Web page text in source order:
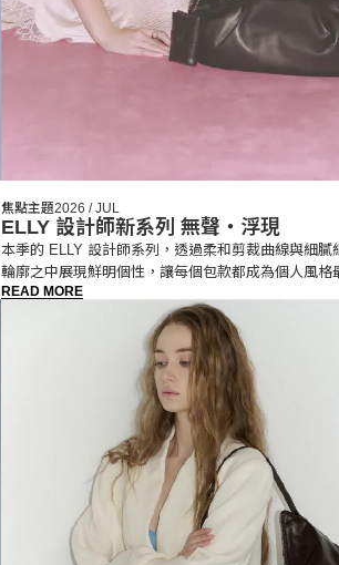
焦點主題2026 / JUL
ELLY 設計師新系列 無聲・浮現
本季的 ELLY 設計師系列，透過柔和剪裁曲線與細膩
輪廓之中展現鮮明個性，讓每個包款都成為個人風格
伸。
READ MORE